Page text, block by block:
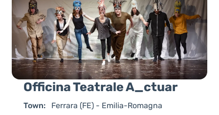
Officina Teatrale A_ctuar
Town: Ferrara (FE) - Emilia-Romagna